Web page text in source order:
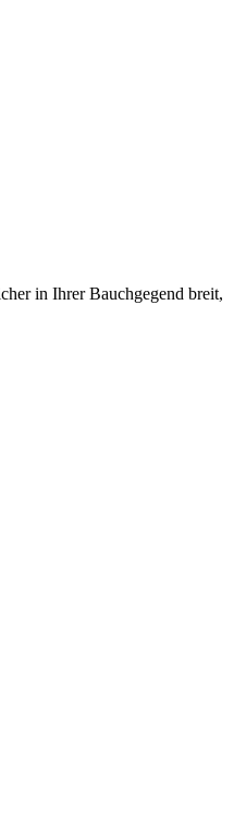
in Ihrer Bauchgegend breit,